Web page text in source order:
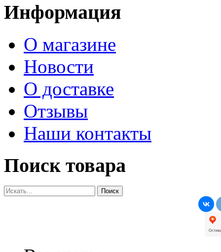
Информация
О магазине
Новости
О доставке
Отзывы
Наши контакты
Поиск товара